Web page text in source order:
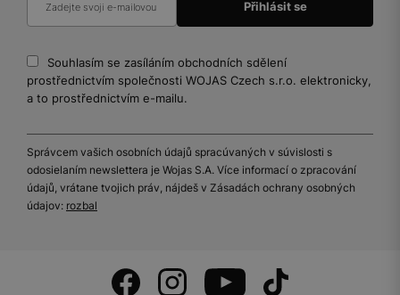
Souhlasím se zasíláním obchodních sdělení
prostřednictvím společnosti WOJAS Czech s.r.o. elektronicky,
a to prostřednictvím e-mailu.
Správcem vašich osobních údajů spracúvaných v súvislosti s
odosielaním newslettera je Wojas S.A. Více informací o zpracování
údajů, vrátane tvojich práv, nájdeš v Zásadách ochrany osobných
údajov: rozbal